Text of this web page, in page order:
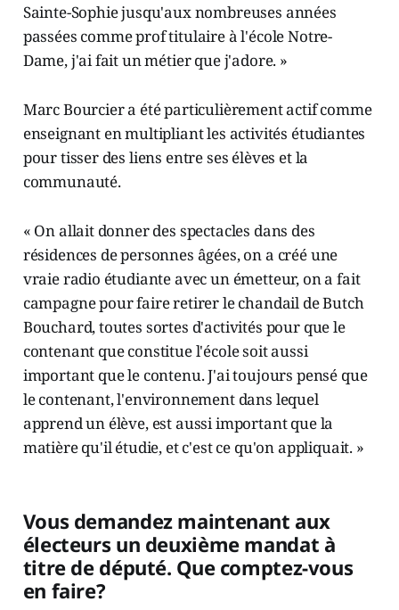
Sainte-Sophie jusqu'aux nombreuses années
passées comme prof titulaire à l'école Notre-
Dame, j'ai fait un métier que j'adore. »
Marc Bourcier a été particulièrement actif comme
enseignant en multipliant les activités étudiantes
pour tisser des liens entre ses élèves et la
communauté.
« On allait donner des spectacles dans des
résidences de personnes âgées, on a créé une
vraie radio étudiante avec un émetteur, on a fait
campagne pour faire retirer le chandail de Butch
Bouchard, toutes sortes d'activités pour que le
contenant que constitue l'école soit aussi
important que le contenu. J'ai toujours pensé que
le contenant, l'environnement dans lequel
apprend un élève, est aussi important que la
matière qu'il étudie, et c'est ce qu'on appliquait. »
Vous demandez maintenant aux
électeurs un deuxième mandat à
titre de député. Que comptez-vous
en faire?